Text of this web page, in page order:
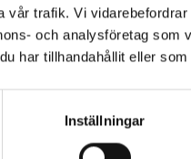
vår trafik. Vi
och analysföretag
har tillhandahållit eller
Inställningar
Päronfil 2,7%
1000g